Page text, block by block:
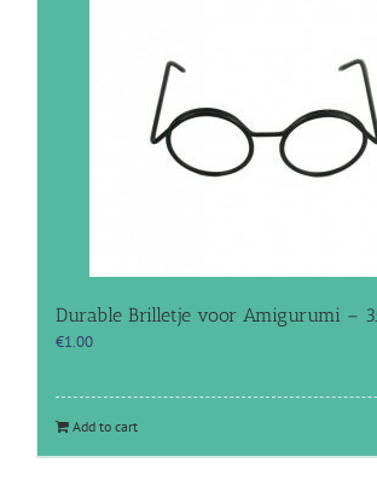
Durable Brilletje voor Amigurumi –
€1.00
Add to cart